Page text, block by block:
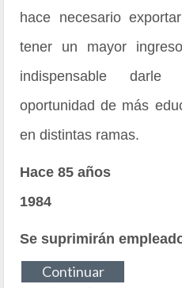
hace necesario
tener un mayor
indispensable
oportunidad de más
en distintas ramas.
Hace 85 años
1984
Se suprimirán
Continuar